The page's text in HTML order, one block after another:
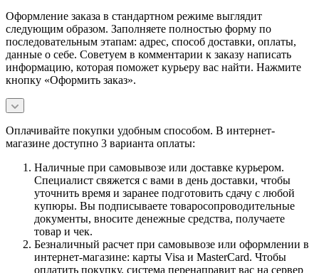
Оформление заказа в стандартном режиме выглядит
следующим образом. Заполняете полностью форму по
последовательным этапам: адрес, способ доставки, оплаты,
данные о себе. Советуем в комментарии к заказу написать
информацию, которая поможет курьеру вас найти. Нажмите
кнопку «Оформить заказ».
Оплачивайте покупки удобным способом. В интернет-
магазине доступно 3 варианта оплаты:
Наличные при самовывозе или доставке курьером.
Специалист свяжется с вами в день доставки, чтобы
уточнить время и заранее подготовить сдачу с любой
купюры. Вы подписываете товаросопроводительные
документы, вносите денежные средства, получаете
товар и чек.
Безналичный расчет при самовывозе или оформлении в
интернет-магазине: карты Visa и MasterCard. Чтобы
оплатить покупку, система перенаправит вас на сервер